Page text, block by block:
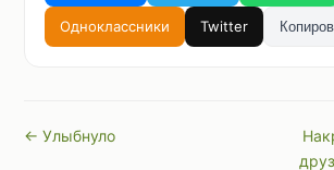
Одноклассники Twitter
← Улыбнуло